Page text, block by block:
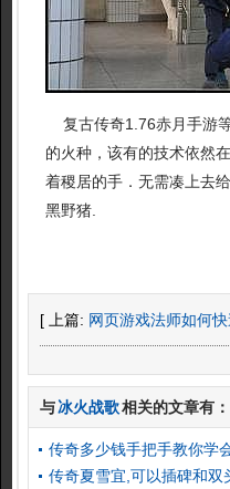
复古传奇1.76赤月手游
的火种，该有的技术依然
着稷居的手．无需凑上去
黑野猪.
[ 上篇: 网页游戏法师如何
与冰火战歌相关的文章有：
传奇多少钱手把手教你学
传奇夏雪宜,可以插碑和双